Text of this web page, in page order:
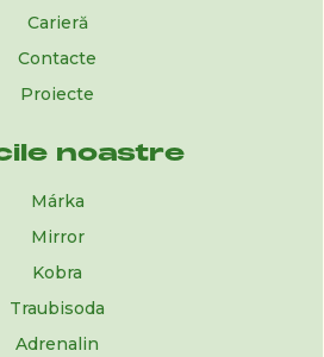
Carieră
Contacte
Proiecte
noastre
Márka
Mirror
Kobra
Traubisoda
Adrenalin